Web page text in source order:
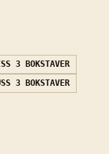
3 BOKSTAVER
3 BOKSTAVER